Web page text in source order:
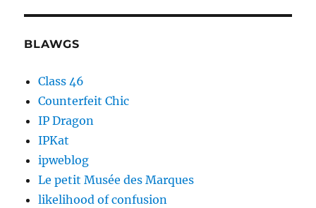
BLAWGS
Class 46
Counterfeit Chic
IP Dragon
IPKat
ipweblog
Le petit Musée des Marques
likelihood of confusion